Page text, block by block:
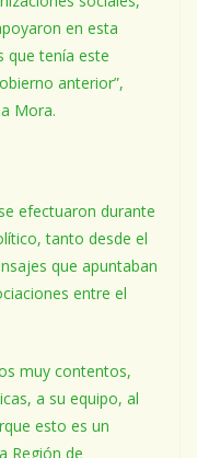
en esta
que tenía este
anterior”,
Mora.
efectuaron durante
tanto desde el
que apuntaban
entre el
muy contentos,
a su equipo, al
esto es un
Región de